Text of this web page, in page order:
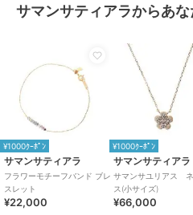
サマンサティアラからあ
¥1000ｸｰﾎﾟﾝ
サマンサティアラ
フラワーモチーフバンド ブレ
スレット
¥22,000
¥1000ｸｰﾎﾟﾝ
サマンサティアラ
サマンサユリアス
ス(小サイズ)
¥66,000